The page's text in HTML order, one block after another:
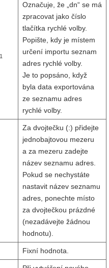
Označuje, že „dn“ se má
zpracovat jako číslo
tlačítka rychlé volby.
Popište, kdy je místem
určení importu seznam
adres rychlé volby.
Je to popsáno, když
byla data exportována
ze seznamu adres
rychlé volby.
Za dvojtečku (:) přidejte
jednobajtovou mezeru
a za mezeru zadejte
název seznamu adres.
Pokud se nechystáte
nastavit název seznamu
adres, ponechte místo
za dvojtečkou prázdné
(nezadávejte žádnou
hodnotu).
Fixní hodnota.